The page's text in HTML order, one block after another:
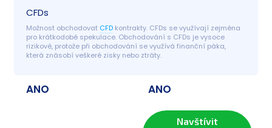
CFDs
Možnost obchodovat CFD kontrakty. CFDs se využívají zejména
pro krátkodobé spekulace. Obchodování s CFDs je vysoce
rizikové, protože při obchodování se využívá finanční páka,
která znásobí veškeré zisky nebo ztráty.
ANO ANO
Navštívit